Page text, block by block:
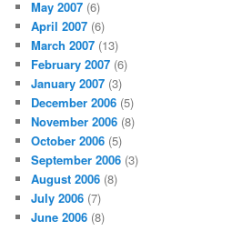
May 2007 (6)
April 2007 (6)
March 2007 (13)
February 2007 (6)
January 2007 (3)
December 2006 (5)
November 2006 (8)
October 2006 (5)
September 2006 (3)
August 2006 (8)
July 2006 (7)
June 2006 (8)